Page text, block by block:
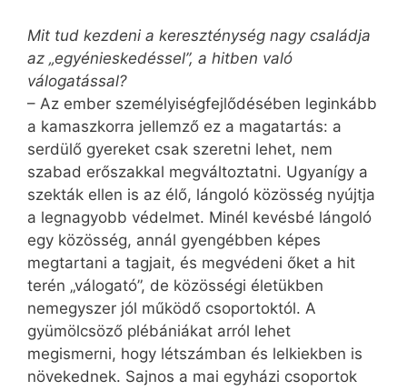
Mit tud kezdeni a kereszténység nagy családja
az „egyénieskedéssel”, a hitben való
válogatással?
– Az ember személyiségfejlődésében leginkább
a kamaszkorra jellemző ez a magatartás: a
serdülő gyereket csak szeretni lehet, nem
szabad erőszakkal megváltoztatni. Ugyan­így a
szekták ellen is az élő, lángoló közösség nyújtja
a legnagyobb védelmet. Minél kevésbé lángoló
egy közösség, annál gyengébben képes
megtartani a tagjait, és megvédeni őket a hit
terén „válogató”, de közösségi életükben
nemegyszer jól működő csoportoktól. A
gyümölcsöző plébániákat arról lehet
megismerni, hogy létszámban és lelkiekben is
növekednek. Sajnos a mai egyházi csoportok